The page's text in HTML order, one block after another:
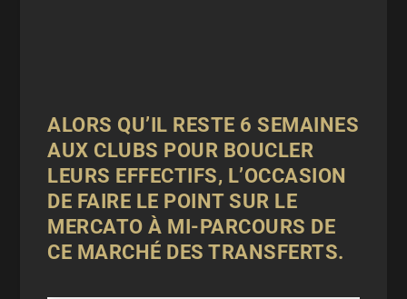
ALORS QU’IL RESTE 6 SEMAINES
AUX CLUBS POUR BOUCLER
LEURS EFFECTIFS, L’OCCASION
DE FAIRE LE POINT SUR LE
MERCATO À MI-PARCOURS DE
CE MARCHÉ DES TRANSFERTS.